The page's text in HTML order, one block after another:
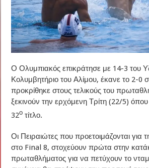
Ο Ολυμπιακός επικράτησε με 14-3 του
Κολυμβητήριο του Αλίμου, έκανε το 2-0
προκρίθηκε στους τελικούς του
ξεκινούν την ερχόμενη Τρίτη (22/5) όπου
32ο τίτλο.
Οι Πειραιώτες που προετοιμάζονται για
στο Final 8, στοχεύουν πρώτα στην
πρωταθλήματος για να πετύχουν το